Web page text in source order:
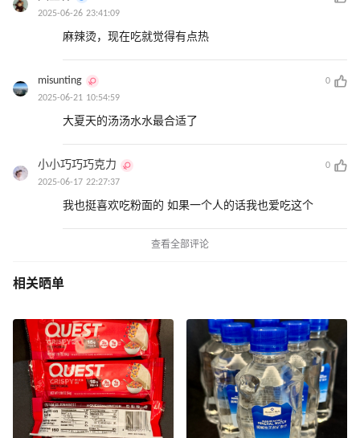
2025-06-26 23:41:09
麻辣烫，现在吃就觉得有点热
misunting
0
2025-06-21 10:54:59
大夏天的汤汤水水最合适了
小小巧巧巧克力
0
2025-06-17 22:27:37
我也挺喜欢吃粉面的 如果一个人的话我也爱吃这个
查看全部评论
相关晒单